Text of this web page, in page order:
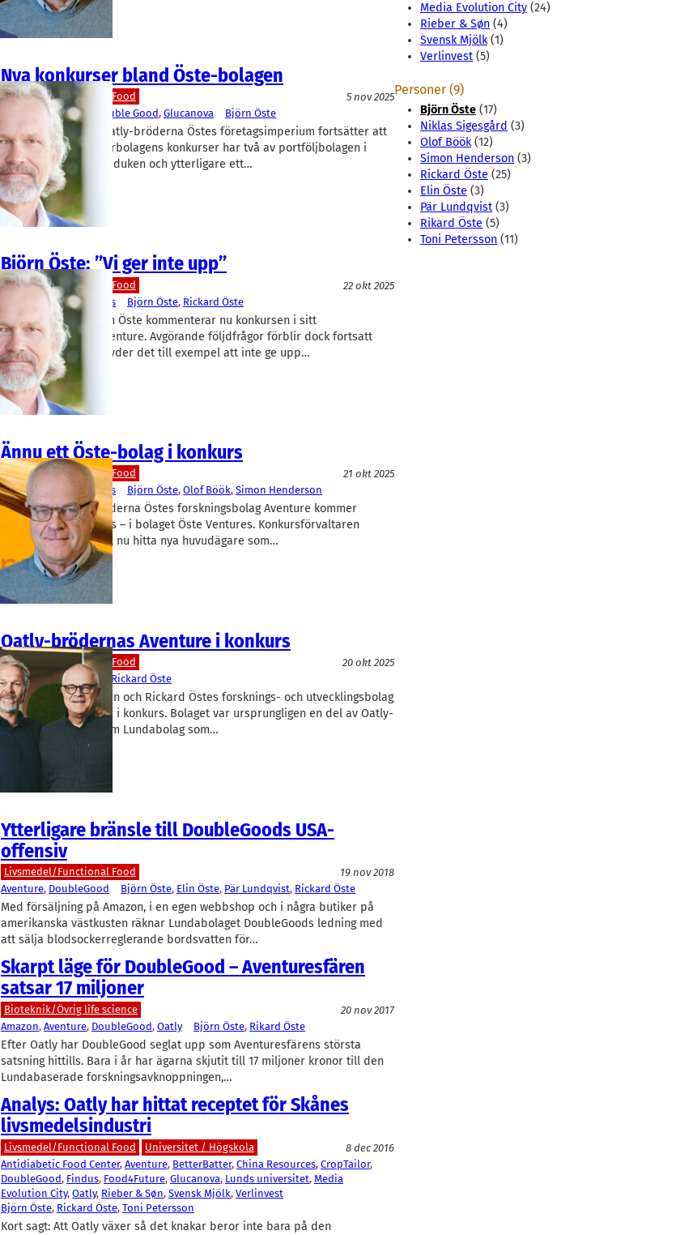
Nya konkurser bland Öste-bolagen
Livsmedel/Functional Food
5 nov 2025
, BerryLab Double Good, Glucanova Björn Öste
Dominobrickorna i Oatly-bröderna Östes företagsimperium fortsätter att
falla. I spåren av ägarbolagens konkurser har två av portföljbolagen i
sfären kastat in handduken och ytterligare ett…
Björn Öste: ”Vi ger inte upp”
Livsmedel/Functional Food
22 okt 2025
, Öste Ventures Björn Öste, Rickard Öste
Oatlygrundaren Björn Öste kommenterar nu konkursen i sitt
investeringsbolag Aventure. Avgörande följdfrågor förblir dock fortsatt
obesvarade. Vad betyder det till exempel att inte ge upp…
Ännu ett Öste-bolag i konkurs
Livsmedel/Functional Food
21 okt 2025
Aventure
Öste Ventures Björn Öste, Olof Böök, Simon Henderson
Med konkursen i bröderna Östes forskningsbolag Aventure kommer
ytterligare en konkurs – i bolaget Öste Ventures. Konkursförvaltaren
Simon Henderson vill nu hitta nya huvudägare som…
Oatly-brödernas Aventure i konkurs
Livsmedel/Functional Food
20 okt 2025
Aventure
Björn Öste Rickard Öste
Oatly-grundarna Björn och Rickard Östes forsknings- och utvecklingsbolag
Aventure har försatts i konkurs. Bolaget var ursprungligen en del av Oatly-
sfären och står bakom Lundabolag som…
Ytterligare bränsle till DoubleGoods USA-
offensiv
Livsmedel/Functional Food
19 nov 2018
Aventure, DoubleGood Björn Öste, Elin Öste, Pär Lundqvist, Rickard Öste
Med försäljning på Amazon, i en egen webbshop och i några butiker på
amerikanska västkusten räknar Lundabolaget DoubleGoods ledning med
att sälja blodsockerreglerande bordsvatten för…
Skarpt läge för DoubleGood – Aventuresfären
satsar 17 miljoner
Bioteknik/Övrig life science
20 nov 2017
Amazon, Aventure, DoubleGood, Oatly Björn Öste, Rikard Öste
Efter Oatly har DoubleGood seglat upp som Aventuresfärens största
satsning hittills. Bara i år har ägarna skjutit till 17 miljoner kronor till den
Lundabaserade forskningsavknoppningen,…
Analys: Oatly har hittat receptet för Skånes
livsmedelsindustri
Livsmedel/Functional Food Universitet / Högskola
8 dec 2016
Antidiabetic Food Center, Aventure, BetterBatter, China Resources, CropTailor
DoubleGood, Findus, Food4Future, Glucanova, Lunds universitet, Media
Evolution City, Oatly, Rieber & Søn, Svensk Mjölk, Verlinvest
Björn Öste, Rickard Öste, Toni Petersson
Kort sagt: Att Oatly växer så det knakar beror inte bara på den
Media Evolution City (24)
Rieber & Søn (4)
Svensk Mjölk(1)
Verlinvest (5)
Personer (9)
Björn Öste (17)
Niklas Sigesgård (3)
Olof Böök(12)
Simon Henderson (3)
Rickard Öste (25)
Elin Öste (3)
Pär Lundqvist (3)
Rikard Öste (5)
Toni Petersson (11)